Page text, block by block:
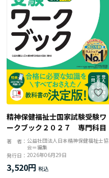
精神保健福祉士国家試験受験ワ
ークブック２０２７ 専門科目
著 者：公益社団法人日本精神保健福祉士協
会＝編集
発行日：2026年06月29日
3,520円